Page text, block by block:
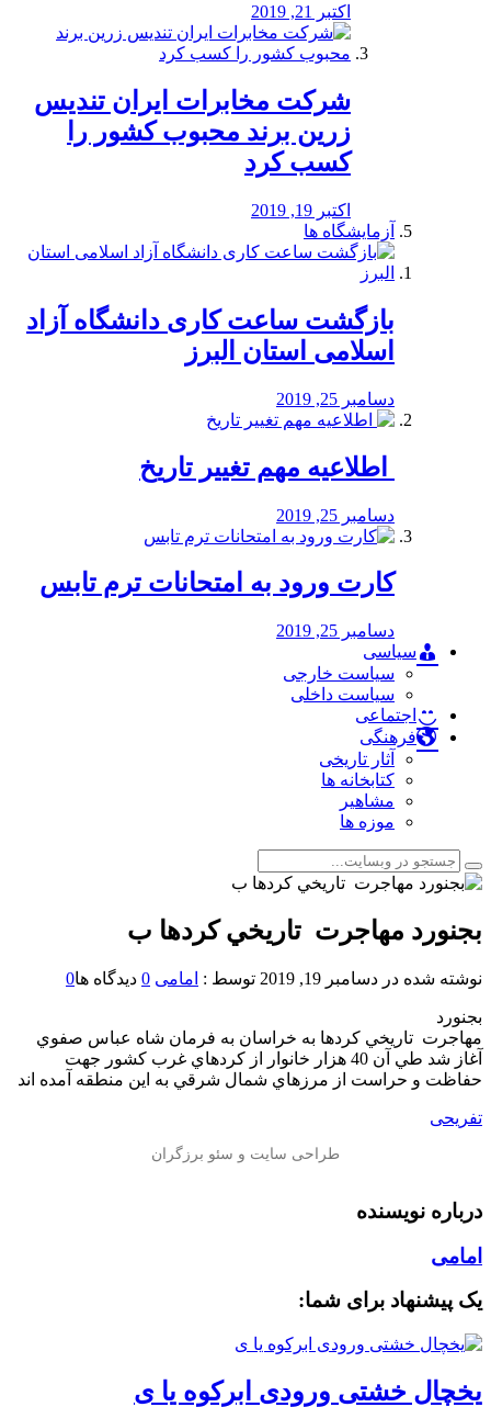
اکتبر 21, 2019
شرکت مخابرات ایران تندیس
زرین برند محبوب کشور را
کسب کرد
اکتبر 19, 2019
آزمایشگاه ها
بازگشت ساعت کاری دانشگاه آزاد
اسلامی استان البرز
دسامبر 25, 2019
️ اطلاعیه مهم تغییر تاریخ
دسامبر 25, 2019
کارت ورود به امتحانات ترم تابس
دسامبر 25, 2019
سیاسی
سیاست خارجی
سیاست داخلی
اجتماعی
فرهنگی
آثار تاریخی
کتابخانه ها
مشاهیر
موزه ها
بجنورد مهاجرت تاريخي كردها ب
نوشته شده در دسامبر 19, 2019 توسط : امامی 0 دیدگاه ها0
بجنورد
مهاجرت تاريخي كردها به خراسان به فرمان شاه عباس صفوي
آغاز شد طي آن 40 هزار خانوار از كردهاي غرب كشور جهت
حفاظت و حراست از مرزهاي شمال شرقي به این منطقه آمده اند
تفریحی
درباره نویسنده
امامی
یک پیشنهاد برای شما:
یخچال خشتی ورودی ابرکوه یا ی